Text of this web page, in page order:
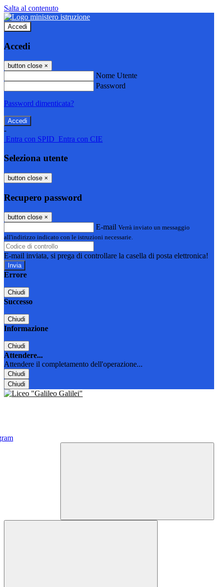
Salta al contenuto
Accedi
Accedi
button close ×
Nome Utente
Password
Password dimenticata?
-
Entra con SPID Entra con CIE
Seleziona utente
button close ×
Recupero password
button close ×
E-mail Verrà inviato un messaggio
all'indirizzo indicato con le istruzioni necessarie.
E-mail inviata, si prega di controllare la casella di posta elettronica!
Errore
Chiudi
Successo
Chiudi
Informazione
Chiudi
Attendere...
Attendere il completamento dell'operazione...
Chiudi
Chiudi